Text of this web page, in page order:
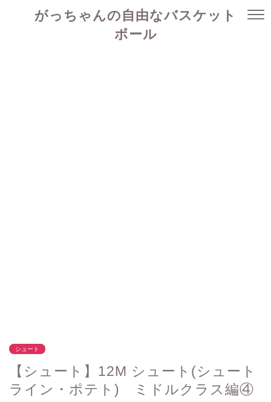
がっちゃんの自由なバスケット
ボール
シュート
【シュート】12M シュート(シュート
ライン・ポテト) ミドルクラス編④